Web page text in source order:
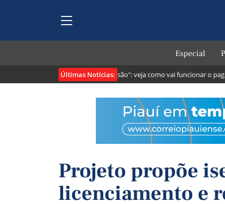
Especial
Últimas Notícias:
Lei cria o "Pix Pensão": veja como vai funcionar o
Projeto propõe
licenciamento e